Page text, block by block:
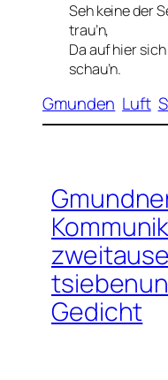
Seh keine der
trau’n,
Da auf hier
schau’n.
Gmunden Luft
Gedicht